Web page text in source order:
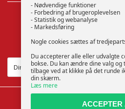
- Nødvendige funktioner
- Forbedring af brugeroplevelsen
- Statistik og webanalyse
- Markedsføring
Nogle cookies sættes af
Du accepterer alle eller udvalgte
bokse. Du kan ændre dine valg
tilbage ved at klikke på det runde
din skærm.
Læs mere
ACCEPTER